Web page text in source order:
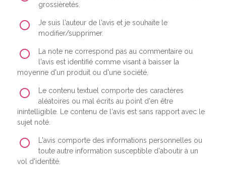
grossièretés.
Je suis l'auteur de l'avis et je souhaite le
modifier/supprimer.
La note ne correspond pas au commentaire ou
l'avis est identifié comme visant à baisser la
moyenne d'un produit ou d'une société.
Le contenu textuel comporte des caractères
aléatoires ou mal écrits au point d'en être
inintelligible. Le contenu de l'avis est sans rapport avec le
sujet noté.
L'avis comporte des informations personnelles ou
toute autre information susceptible d'aboutir à un
vol d'identité.